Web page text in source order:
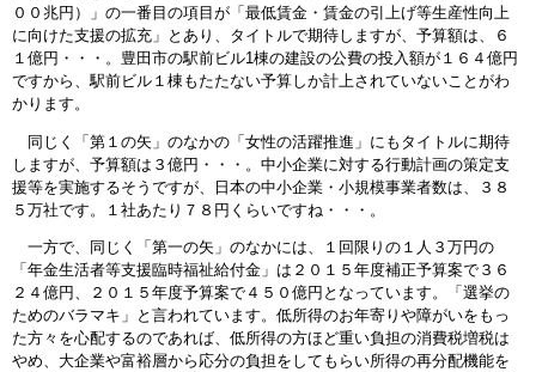
００兆円）」の一番目の項目が「最低賃金・賃金の引上げ等生産性向上
に向けた支援の拡充」とあり、タイトルで期待しますが、予算額は、６
１億円・・・。豊田市の駅前ビル1棟の建設の公費の投入額が１６４億円
ですから、駅前ビル１棟もたたない予算しか計上されていないことがわ
かります。
同じく「第１の矢」のなかの「女性の活躍推進」にもタイトルに期待
しますが、予算額は３億円・・・。中小企業に対する行動計画の策定支
援等を実施するそうですが、日本の中小企業・小規模事業者数は、３８
５万社です。１社あたり７８円くらいですね・・・。
一方で、同じく「第一の矢」のなかには、１回限りの１人３万円の
「年金生活者等支援臨時福祉給付金」は２０１５年度補正予算案で３６
２４億円、２０１５年度予算案で４５０億円となっています。「選挙の
ためのバラマキ」と言われています。低所得のお年寄りや障がいをもっ
た方々を心配するのであれば、低所得の方ほど重い負担の消費税増税は
やめ、大企業や富裕層から応分の負担をしてもらい所得の再分配機能を